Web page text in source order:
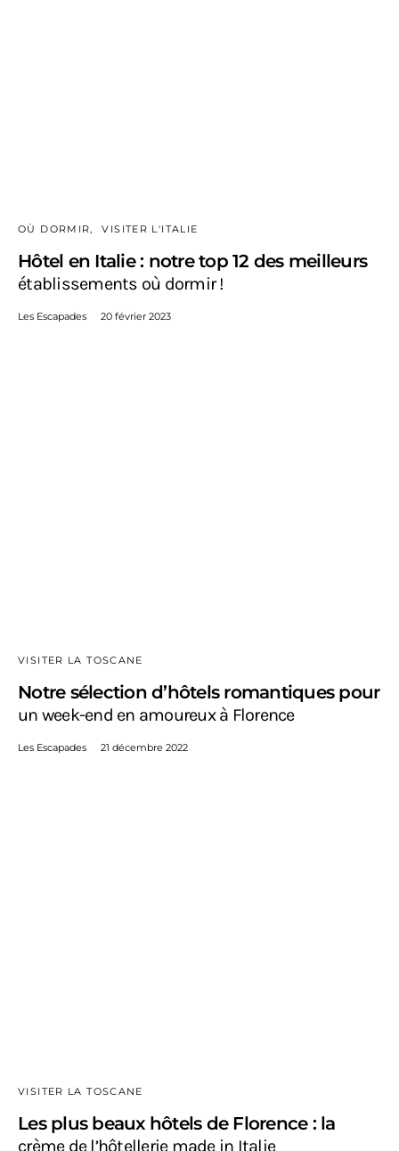
OÙ DORMIR VISITER L'ITALIE
Hôtel en Italie : notre top 12 des meilleurs
établissements où dormir !
Les Escapades 20 février 2023
VISITER LA TOSCANE
Notre sélection d’hôtels romantiques pour
un week-end en amoureux à Florence
Les Escapades 21 décembre 2022
VISITER LA TOSCANE
Les plus beaux hôtels de Florence : la
crème de l’hôtellerie made in Italie